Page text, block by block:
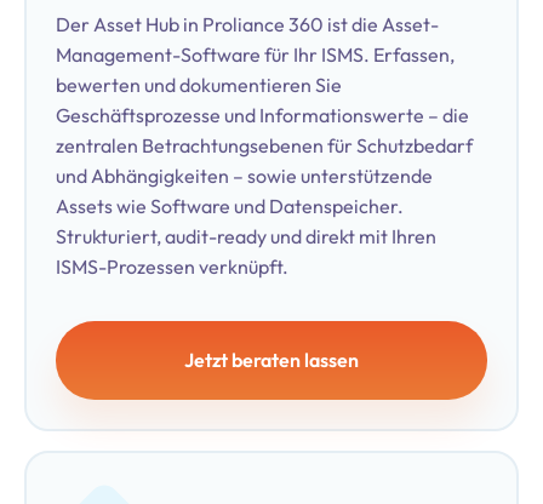
Der Asset Hub in Proliance 360 ist die Asset-
Management-Software für Ihr ISMS. Erfassen,
bewerten und dokumentieren Sie
Geschäftsprozesse und Informationswerte – die
zentralen Betrachtungsebenen für Schutzbedarf
und Abhängigkeiten – sowie unterstützende
Assets wie Software und Datenspeicher.
Strukturiert, audit-ready und direkt mit Ihren
ISMS-Prozessen verknüpft.
Jetzt beraten lassen